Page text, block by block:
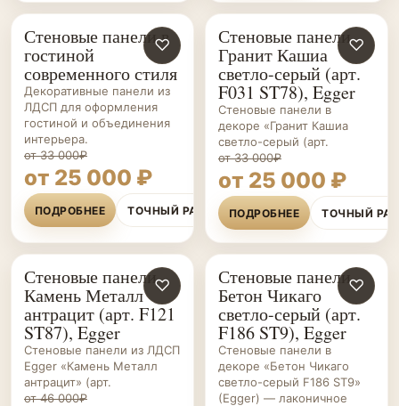
СТЕНОВЫЕ
ПАНЕЛИ НА ЗАКАЗ
♡
Стеновые панели в
гостиной
современного стиля
Декоративные панели из
ЛДСП для оформления
гостиной и объединения
интерьера.
от 33 000₽
от 25 000 ₽
ПОДРОБНЕЕ ТОЧНЫЙ РАСЧЁТ
СТЕНОВЫЕ
ПАНЕЛИ НА ЗАКАЗ
♡
Стеновые панели
Гранит Кашиа
светло-серый (арт.
F031 ST78), Egger
Стеновые панели в
декоре «Гранит Кашиа
светло-серый (арт.
от 33 000₽
от 25 000 ₽
ПОДРОБНЕЕ ТОЧНЫЙ
СТЕНОВЫЕ
ПАНЕЛИ НА ЗАКАЗ
♡
Стеновые панели
Камень Металл
антрацит (арт. F121
ST87), Egger
Стеновые панели из ЛДСП
Egger «Камень Металл
антрацит» (арт.
от 46 000₽
СТЕНОВЫЕ
ПАНЕЛИ НА ЗАКАЗ
♡
Стеновые панели
Бетон Чикаго
светло-серый (арт.
F186 ST9), Egger
Стеновые панели в
декоре «Бетон Чикаго
светло-серый F186 ST9»
(Egger) — лаконичное